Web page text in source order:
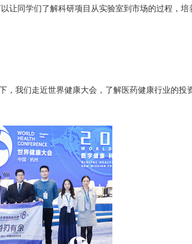
让同学们了解科研项目从实验室到市场的过程，
我们走近世界健康大会，了解医药健康行业的